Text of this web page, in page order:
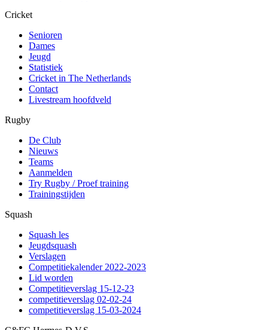
Cricket
Senioren
Dames
Jeugd
Statistiek
Cricket in The Netherlands
Contact
Livestream hoofdveld
Rugby
De Club
Nieuws
Teams
Aanmelden
Try Rugby / Proef training
Trainingstijden
Squash
Squash les
Jeugdsquash
Verslagen
Competitiekalender 2022-2023
Lid worden
Competitieverslag 15-12-23
competitieverslag 02-02-24
competitieverslag 15-03-2024